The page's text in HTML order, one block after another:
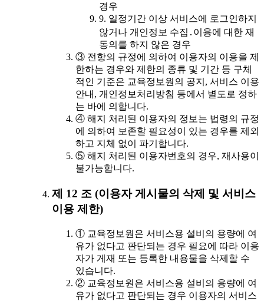
경우
9. 일정기간 이상 서비스에 로그인하지
않거나 개인정보 수집․이용에 대한 재
동의를 하지 않은 경우
③ 전항의 규정에 의하여 이용자의 이용을 제
한하는 경우와 제한의 종류 및 기간 등 구체
적인 기준은 교육정보원의 공지, 서비스 이용
안내, 개인정보처리방침 등에서 별도로 정하
는 바에 의합니다.
④ 해지 처리된 이용자의 정보는 법령의 규정
에 의하여 보존할 필요성이 있는 경우를 제외
하고 지체 없이 파기합니다.
⑤ 해지 처리된 이용자번호의 경우, 재사용이
불가능합니다.
제 12 조 (이용자 게시물의 삭제 및 서비스
이용 제한)
① 교육정보원은 서비스용 설비의 용량에 여
유가 없다고 판단되는 경우 필요에 따라 이용
자가 게재 또는 등록한 내용물을 삭제할 수
있습니다.
② 교육정보원은 서비스용 설비의 용량에 여
유가 없다고 판단되는 경우 이용자의 서비스